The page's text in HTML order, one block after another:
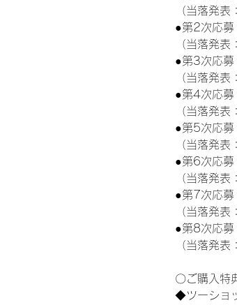
（当落発
●第2次応
（当落発
●第3次応
（当落発
●第4次応
（当落発
●第5次応
（当落発
●第6次応
（当落発
●第7次応
（当落発
●第8次応
（当落発
〇ご購入特
◆ツーショ